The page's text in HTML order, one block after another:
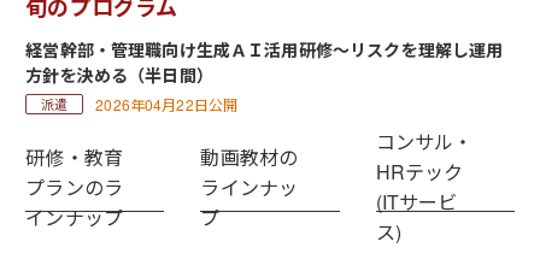
旬のプログラム
経営幹部・管理職向け生成ＡＩ活用研修～リスクを理解し運用
方針を決める（半日間）
2026年04月22日公開
研修・教育
プランのラ
インナップ
動画教材の
ラインナッ
プ
コンサル・
HRテック
(ITサービ
ス)